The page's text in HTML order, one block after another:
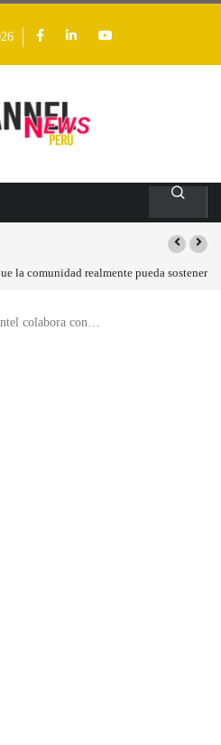
realmente pueda sostenerLas
colabora con…